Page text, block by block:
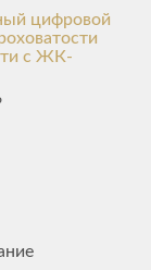
цифровой
с ЖК-